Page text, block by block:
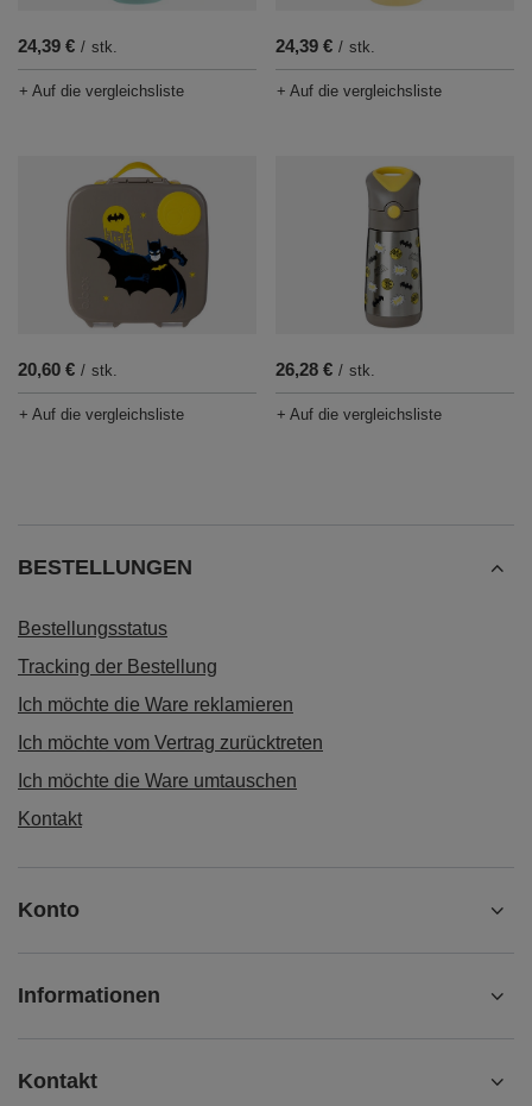
24,39 € / stk.
+ Auf die vergleichsliste
24,39 € / stk.
+ Auf die vergleichsliste
20,60 € / stk.
+ Auf die vergleichsliste
26,28 € / stk.
+ Auf die vergleichsliste
BESTELLUNGEN
Bestellungsstatus
Tracking der Bestellung
Ich möchte die Ware reklamieren
Ich möchte vom Vertrag zurücktreten
Ich möchte die Ware umtauschen
Kontakt
Konto
Informationen
Kontakt